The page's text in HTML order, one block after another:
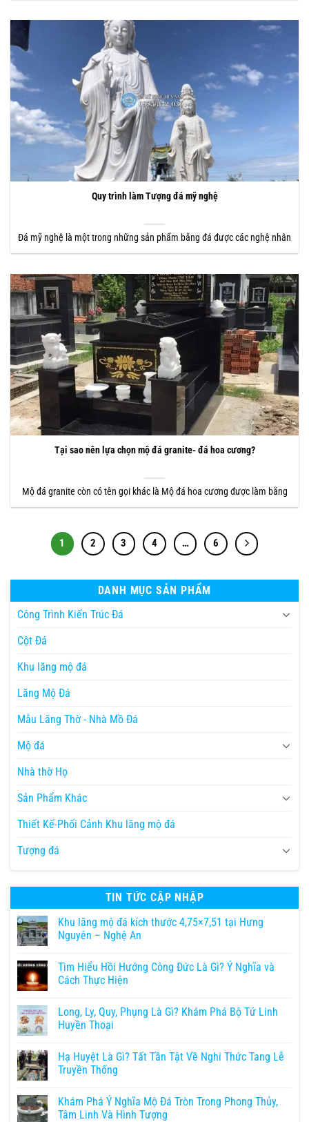
DANH MỤC SẢN PHẨM
Công Trình Kiến Trúc Đá
Cột Đá
Khu lăng mộ đá
Lăng Mộ Đá
Mẫu Lăng Thờ - Nhà Mồ Đá
Mộ đá
Nhà thờ Họ
Sản Phẩm Khác
Thiết Kế-Phối Cảnh Khu lăng mộ đá
Tượng đá
TIN TỨC CẬP NHẬP
Khu lăng mộ đá kích thước 4,75×7,51 tại Hưng
Nguyên – Nghệ An
Tìm Hiểu Hồi Hướng Công Đức Là Gì? Ý Nghĩa và
Cách Thực Hiện
Long, Ly, Quy, Phụng Là Gì? Khám Phá Bộ Tứ Linh
Huyền Thoại
Hạ Huyệt Là Gì? Tất Tần Tật Về Nghi Thức Tang Lễ
Truyền Thống
Khám Phá Ý Nghĩa Mộ Đá Tròn Trong Phong Thủy,
Tâm Linh Và Hình Tượng
Quy trình làm Tượng đá mỹ nghệ
Đá mỹ nghệ là một trong những sản phẩm bằng đá được các nghệ nhân
Tại sao nên lựa chọn mộ đá granite- đá hoa cương?
Mộ đá granite còn có tên gọi khác là Mộ đá hoa cương được làm bằng
1 2 3 4 … 6